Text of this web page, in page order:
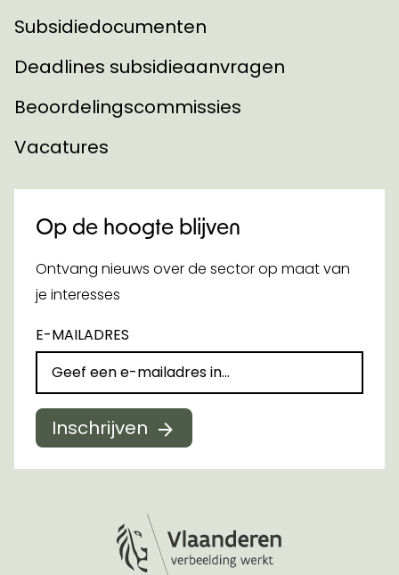
Subsidiedocumenten
Deadlines subsidieaanvragen
Beoordelingscommissies
Vacatures
Op de hoogte blijven
Ontvang nieuws over de sector op maat van
je interesses
E-MAILADRES
Inschrijven